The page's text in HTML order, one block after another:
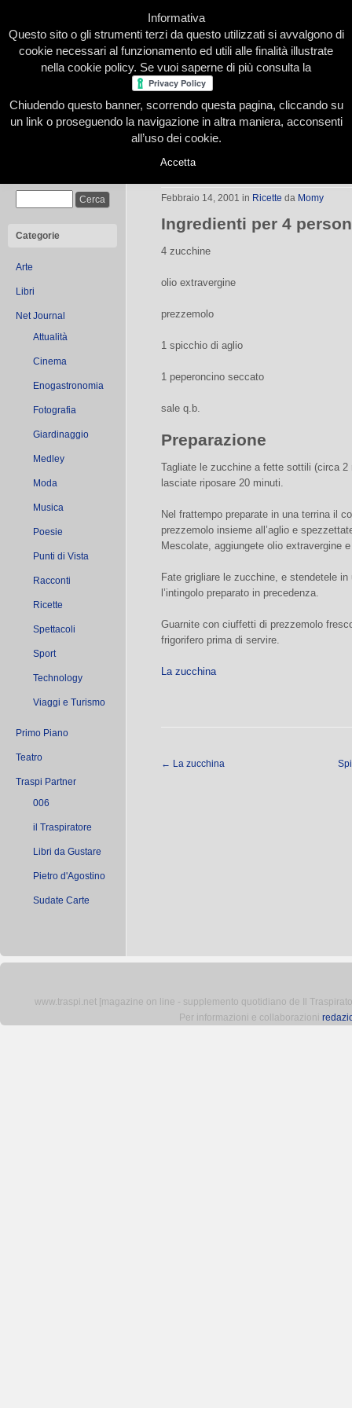
Home Presentazione Redazione Le nostre firme
Categorie
Arte
Libri
Net Journal
Attualità
Cinema
Enogastronomia
Fotografia
Giardinaggio
Medley
Moda
Musica
Poesie
Punti di Vista
Racconti
Ricette
Spettacoli
Sport
Technology
Viaggi e Turismo
Primo Piano
Teatro
Traspi Partner
006
il Traspiratore
Libri da Gustare
Pietro d'Agostino
Sudate Carte
Zucchine grigliate
Febbraio 14, 2001 in Ricette da Momy
Ingredienti per 4
4 zucchine
olio extravergine
prezzemolo
1 spicchio di aglio
1 peperoncino seccato
sale q.b.
Preparazione
Tagliate le zucchine a fette sottili (circa
lasciate riposare 20 minuti.
Nel frattempo preparate in una terrina il
prezzemolo insieme all’aglio e
Mescolate, aggiungete olio extravergine
Fate grigliare le zucchine, e stendetele
l’intingolo preparato in precedenza.
Guarnite con ciuffetti di prezzemolo
frigorifero prima di servire.
La zucchina
← La zucchina
www.traspi.net [magazine on line - supplemento quotidiano de Il
Per informazioni e collaborazioni
Informativa
Questo sito o gli strumenti terzi da questo utilizzati si avvalgono di
cookie necessari al funzionamento ed utili alle finalità illustrate
nella cookie policy. Se vuoi saperne di più consulta la
Chiudendo questo banner, scorrendo questa pagina, cliccando su
un link o proseguendo la navigazione in altra maniera, acconsenti
all’uso dei cookie.
Accetta